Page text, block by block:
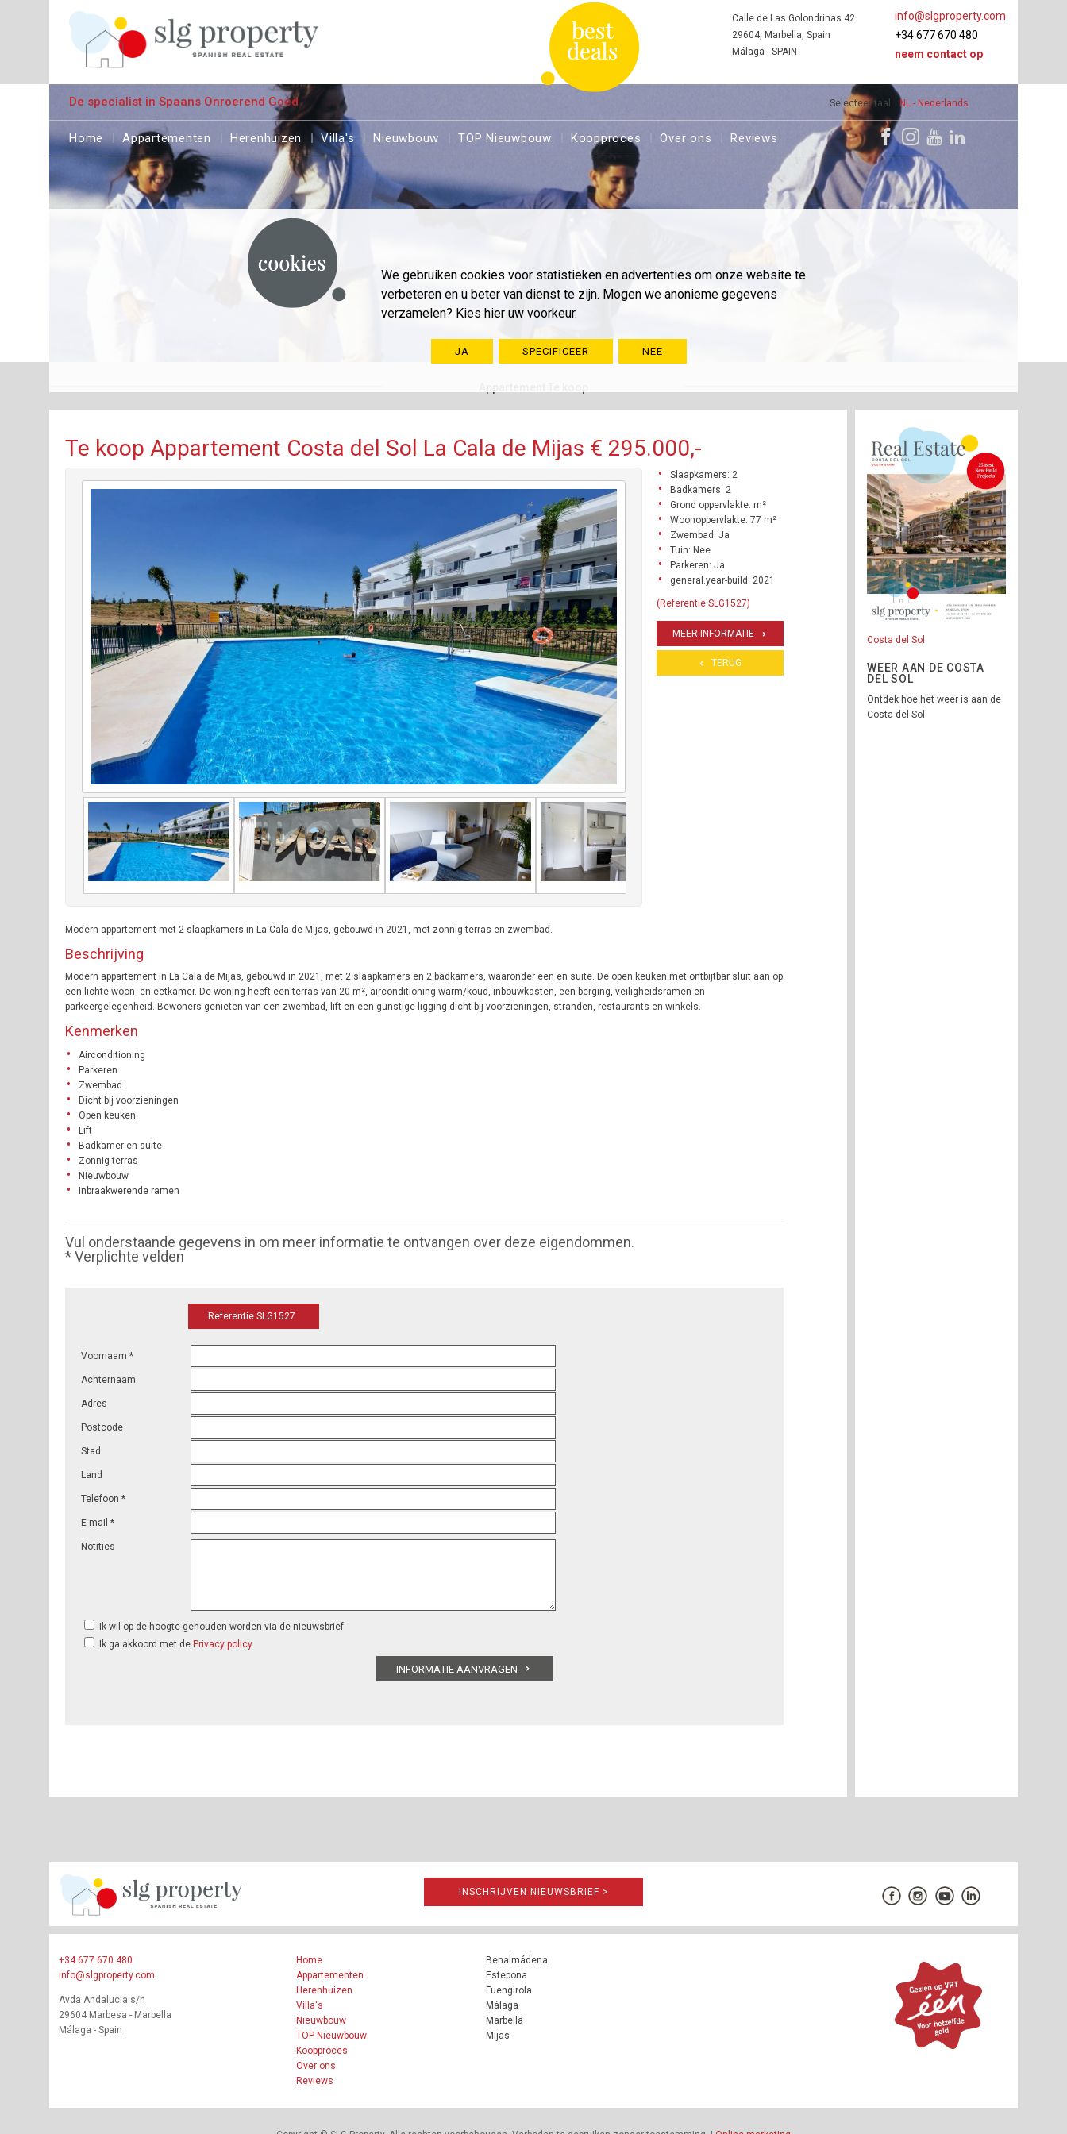
We gebruiken cookies voor statistieken en advertenties om onze website te
verbeteren en u beter van dienst te zijn. Mogen we anonieme gegevens
verzamelen? Kies hier uw voorkeur.
JA SPECIFICEER NEE
Selecteer taal NL - Nederlands
info@slgproperty.com
+34 677 670 480
neem contact op
Calle de Las Golondrinas 42
29604, Marbella, Spain
Málaga - SPAIN
De specialist in Spaans Onroerend Goed
Home Appartementen Herenhuizen Villa's Nieuwbouw TOP Nieuwbouw Koopproces Over ons Reviews
Te koop Appartement Costa del Sol La Cala de Mijas € 295.000,-
Slaapkamers: 2
Badkamers: 2
Grond oppervlakte: m²
Woonoppervlakte: 77 m²
Zwembad: Ja
Tuin: Nee
Parkeren: Ja
general.year-build: 2021
(Referentie SLG1527)
MEER INFORMATIE
TERUG
Modern appartement met 2 slaapkamers in La Cala de Mijas, gebouwd in 2021, met zonnig terras en zwembad.
Beschrijving
Modern appartement in La Cala de Mijas, gebouwd in 2021, met 2 slaapkamers en 2 badkamers, waaronder een en suite. De open keuken met ontbijtbar sluit aan op
een lichte woon- en eetkamer. De woning heeft een terras van 20 m², airconditioning warm/koud, inbouwkasten, een berging, veiligheidsramen en
parkeergelegenheid. Bewoners genieten van een zwembad, lift en een gunstige ligging dicht bij voorzieningen, stranden, restaurants en winkels.
Kenmerken
Airconditioning
Parkeren
Zwembad
Dicht bij voorzieningen
Open keuken
Lift
Badkamer en suite
Zonnig terras
Nieuwbouw
Inbraakwerende ramen
Vul onderstaande gegevens in om meer informatie te ontvangen over deze eigendommen.
* Verplichte velden
Referentie SLG1527
Voornaam *
Achternaam
Adres
Postcode
Stad
Land
Telefoon *
E-mail *
Notities
Ik wil op de hoogte gehouden worden via de nieuwsbrief
Ik ga akkoord met de Privacy policy
Costa del Sol
WEER AAN DE COSTA
DEL SOL
Ontdek hoe het weer is aan de
Costa del Sol
INSCHRIJVEN NIEUWSBRIEF >
+34 677 670 480
info@slgproperty.com
Avda Andalucia s/n
29604 Marbesa - Marbella
Málaga - Spain
Home
Appartementen
Herenhuizen
Villa's
Nieuwbouw
TOP Nieuwbouw
Koopproces
Over ons
Reviews
Benalmádena
Estepona
Fuengirola
Málaga
Marbella
Mijas